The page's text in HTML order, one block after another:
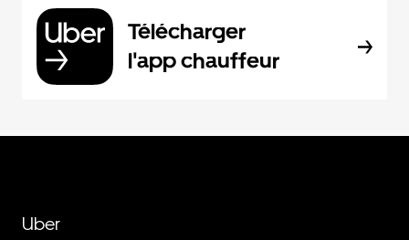
Télécharger
l'app chauffeur
Uber